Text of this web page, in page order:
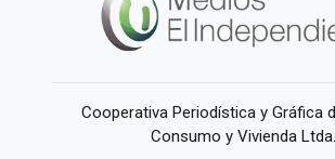
Cooperativa Periodística y Gráfica
Consumo y Vivienda Ltda.